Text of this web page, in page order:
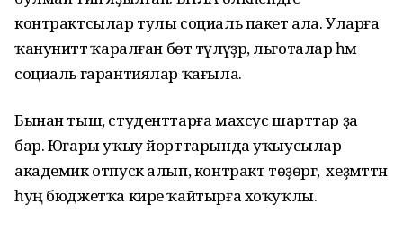
контрактсылар тулы социаль пакет ала. Уларға
ҡануниәттә ҡаралған бөтә түләүҙәр, льготалар һәм
социаль гарантиялар ҡағыла.
Бынан тыш, студенттарға махсус шарттар ҙа
бар. Юғары уҡыу йорттарында уҡыусылар
академик отпуск алып, контракт төҙөргә, ә хеҙмәттән
һуң бюджетҡа кире ҡайтырға хоҡуҡлы.